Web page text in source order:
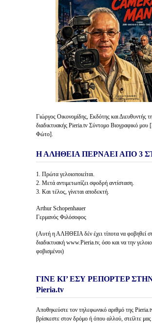
Γιώργος Οικονομίδης, Εκδότης και Διευθυντής
διαδικτυακής Pieria.tv Σύντομο Βιογραφικό μου
Φώτο].
Η ΑΛΗΘΕΙΑ ΠΕΡΝΑΕΙ ΑΠΟ 3
1. Πρώτα γελοιοποιείται.
2. Μετά αντιμετωπίζει σφοδρή αντίσταση.
3. Και τέλος, γίνεται αποδεκτή.
Arthur Schopenhauer
Γερμανός Φιλόσοφος
(Αυτή η ΑΛΗΘΕΙΑ δέν έχει τίποτα να φοβηθεί
διαδικτυακή www.Pieria.tv, όσο και να την
φοβισμένοι)
ΓΙΝΕ ΚΙ’ ΕΣΥ ΡΕΠΟΡΤΕΡ
Pieria.tv
Αποθηκεύστε τον τηλεφωνικό αριθμό της
βρίσκεστε στον δρόμο ή όπου αλλού, στείλτε